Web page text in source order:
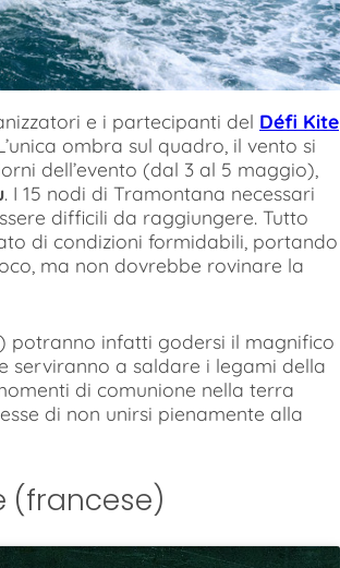
e i partecipanti del Défi Kite
ombra sul quadro, il vento si
dell’evento (dal 3 al 5 maggio),
. I 15 nodi di Tramontana necessari
difficili da raggiungere. Tutto
di condizioni formidabili, portando
ma non dovrebbe rovinare la
potranno infatti godersi il magnifico
serviranno a saldare i legami della
di comunione nella terra
di non unirsi pienamente alla
(francese)